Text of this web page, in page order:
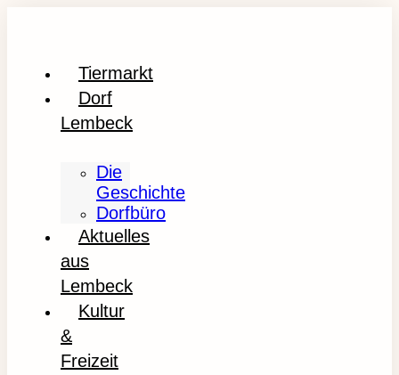
Tiermarkt
Dorf
Lembeck
Die
Geschichte
Dorfbüro
Aktuelles
aus
Lembeck
Kultur
&
Freizeit